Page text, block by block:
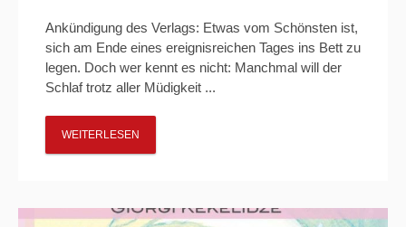
Ankündigung des Verlags: Etwas vom Schönsten ist,
sich am Ende eines ereignisreichen Tages ins Bett zu
legen. Doch wer kennt es nicht: Manchmal will der
Schlaf trotz aller Müdigkeit ...
WEITERLESEN